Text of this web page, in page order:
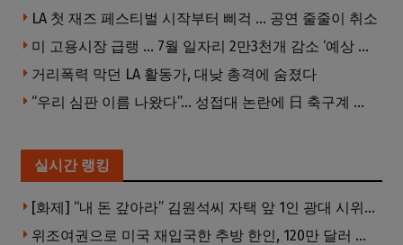
LA 첫 재즈 페스티벌 시작부터 삐걱 … 공연 줄줄이 취소
미 고용시장 급랭 … 7월 일자리 2만3천개 감소 ‘예상 밖 쇼크’
거리폭력 막던 LA 활동가, 대낮 총격에 숨졌다
“우리 심판 이름 나왔다”… 성접대 논란에 日 축구계 발칵
실시간 랭킹
[화제] “내 돈 갚아라” 김원석씨 자택 앞 1인 광대 시위 … 한인 투자사, “108만 달러 못받아”
위조여권으로 미국 재입국한 추방 한인, 120만 달러 은행 사기 행각